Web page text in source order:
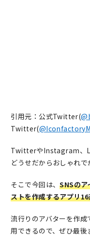
引用元：公式Twitter(
Twitter(@IconfactoryM
TwitterやInstagram、
どうせだからおしゃれ
そこで今回は、SNSの
ストを作成するアプリ
流行りのアバターを作
用できるので、ぜひ最後